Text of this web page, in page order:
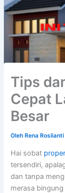
Tips
Cepat
Besar
Oleh Rena
Hai sobat
tersendiri,
dan tanpa
merasa